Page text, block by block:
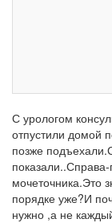
С урологом
отпустили домой
позже
показали..Справа-
мочеточника.Это
порядке уже?И
нужно ,а не